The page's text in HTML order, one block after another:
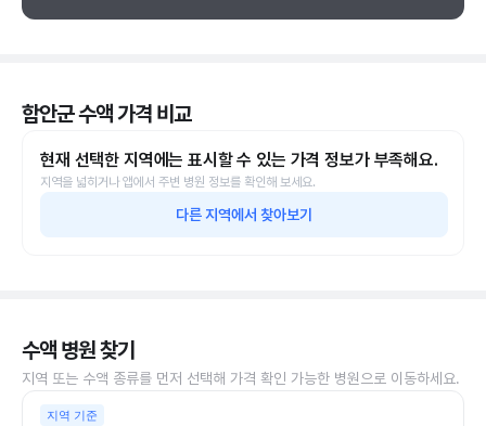
함안군 수액 가격 비교
현재 선택한 지역에는 표시할 수 있는 가격 정보가 부족해요.
지역을 넓히거나 앱에서 주변 병원 정보를 확인해 보세요.
다른 지역에서 찾아보기
수액 병원 찾기
지역 또는 수액 종류를 먼저 선택해 가격 확인 가능한 병원으로 이동하세요.
지역 기준